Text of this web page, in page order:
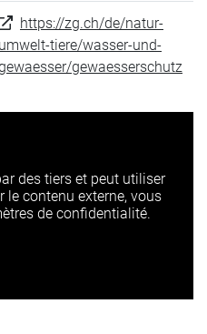
https://zg.ch/de/natur-
umwelt-tiere/wasser-und-
gewaesserschutz
des tiers et peut utiliser
le contenu externe, vous
de confidentialité.